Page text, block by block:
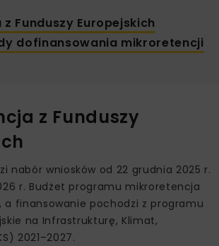
Funduszy Europejskich
dofinansowania mikroretencji
z Funduszy
nabór wniosków od 22 grudnia 2025 r.
r. Budżet programu mikroretencja
a finansowanie pochodzi z programu
na Infrastrukturę, Klimat,
2021–2027.